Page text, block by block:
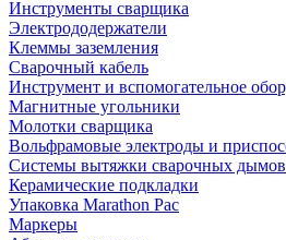
Инструменты сварщика
Электрододержатели
Клеммы заземления
Сварочный кабель
Инструмент и вспомогательное
Магнитные угольники
Молотки сварщика
Вольфрамовые электроды и
Системы вытяжки сварочных дымов
Керамические подкладки
Упаковка Marathon Pac
Маркеры